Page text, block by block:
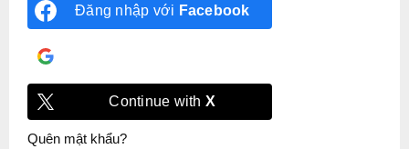
Đăng nhập với Facebook
Continue with X
Quên mật khẩu?